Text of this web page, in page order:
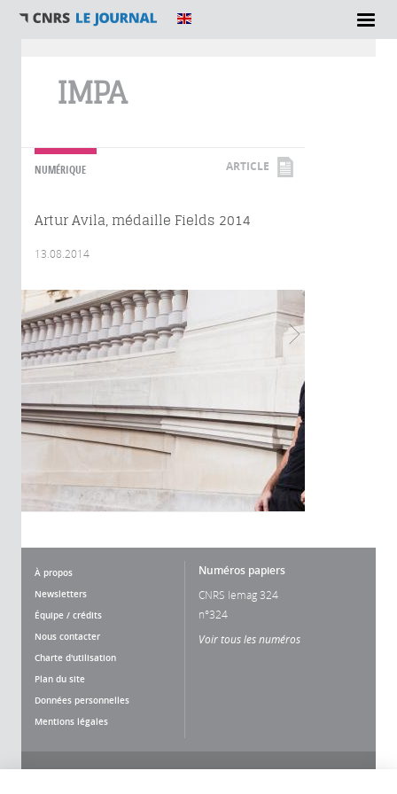
IMPA
NUMÉRIQUE ARTICLE
Artur Avila, médaille Fields 2014
13.08.2014
À propos
Newsletters
Équipe / crédits
Nous contacter
Charte d'utilisation
Plan du site
Données personnelles
Mentions légales
Numéros papiers
CNRS lemag 324
n°324
Voir tous les numéros